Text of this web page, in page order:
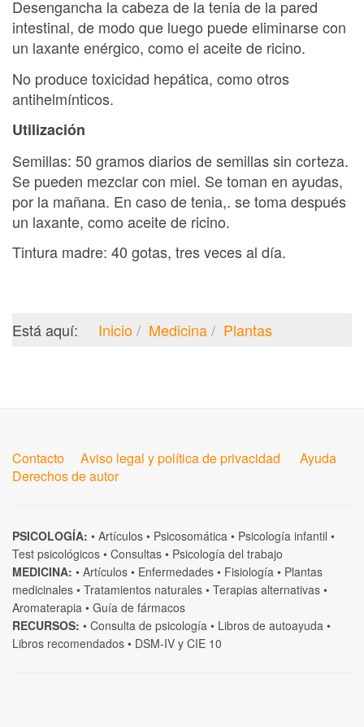
Desengancha la cabeza de la tenia de la pared
intestinal, de modo que luego puede eliminarse con
un laxante enérgico, como el aceite de ricino.
No produce toxicidad hepática, como otros
antihelmínticos.
Utilización
Semillas: 50 gramos diarios de semillas sin corteza.
Se pueden mezclar con miel. Se toman en ayudas,
por la mañana. En caso de tenia,. se toma después
un laxante, como aceite de ricino.
Tintura madre: 40 gotas, tres veces al día.
Está aquí: Inicio Medicina Plantas
Contacto Aviso legal y política de privacidad
Ayuda
Derechos de autor
PSICOLOGÍA: • Artículos • Psicosomática • Psicología infantil •
Test psicológicos • Consultas • Psicología del trabajo
MEDICINA: • Artículos • Enfermedades • Fisiología • Plantas
medicinales • Tratamientos naturales • Terapias alternativas •
Aromaterapia • Guía de fármacos
RECURSOS: • Consulta de psicología • Libros de autoayuda •
Libros recomendados • DSM-IV y CIE 10